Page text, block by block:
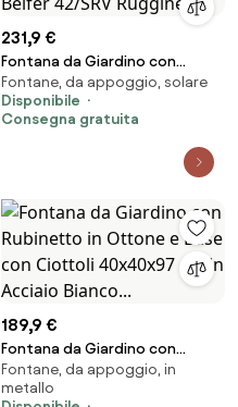
231,9 €
Fontana da Giardino con
Rubinetto e Vaschetta Belfer
42/SRV Ruggine...
Fontane, da appoggio, solare
Disponibile
Consegna gratuita
189,9 €
Fontana da Giardino con
Rubinetto in Ottone e Base con
Ciottoli 40x40x97 cm in
Fontane, da appoggio, in
metallo